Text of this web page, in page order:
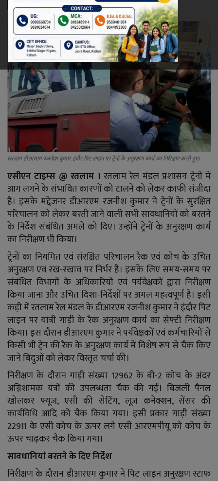
रेलवे
खेल
ज्योतिष
कला-साहित्य
निर्वाचन
धर्म-संस्कृति
करियर
वीडियो
YouTube
Language
English Hiindi
रतलाम डीआरएम रजनीश कुमार इंदौर पिट लाइन पर ट्रेनों के अनुरक्षण कार्य का निरीक्षण करते हुए।
एसीएन टाइम्स @ रतलाम । रतलाम रेल मंडल प्रशासन ट्रेनों में
आग लगने के संभावित कारणों को टालने को लेकर काफी संजीदा
है। इसके मद्देजनर डीआरएम रजनीश कुमार ने ट्रेनों के सुरक्षित
परिचालन को लेकर बरती जाने वाली सभी सावधानियों को बरतने
के निर्देश संबंधित अमले को दिए। उन्होंने ट्रेनों के अनुरक्षण कार्य
का निरीक्षण भी किया।
ट्रेनों का नियमित एवं संरक्षित परिचालन रैक एवं कोच के उचित
अनुरक्षण एवं रख-रखाव पर निर्भर है। इसके लिए समय-समय पर
संबंधित विभागों के अधिकारियों एवं पर्यवेक्षकों द्वारा निरीक्षण
किया जाना और उचित दिशा-निर्देशों पर अमल महत्वपूर्ण है। इसी
कड़ी में रतलाम रेल मंडल के डीआरएम रजनीश कुमार ने इंदौर पिट
लाइन पर यात्री गाड़ी के रैक अनुरक्षण कार्य का सेफ्टी निरीक्षण
किया। इस दौरान डीआरएम कुमार ने पर्यवेक्षकों एवं कर्मचारियों से
किसी भी ट्रेन की रैक के अनुरक्षण कार्य में विशेष रूप से चैक किए
जाने बिंदुओं को लेकर विस्तृत चर्चा की।
निरीक्षण के दौरान गाड़ी संख्‍या 12962 के बी-2 कोच के अंदर
अग्निशामक यंत्रों की उपलब्धता चैक की गई। बिजली पैनल
खोलकर फ्यूज, एसी की सेटिंग, लूज़ कनेक्शन, सेंसर की
कार्यविधि आदि को चैक किया गया। इसी प्रकार गाड़ी संख्‍या
22911 के एसी कोच के ऊपर लगे एसी आरएमपीयू को कोच के
ऊपर चाढ़कर चैक किया गया।
सावधानियां बरतने के दिए निर्देश
निरीक्षण के दौरान डीआरएम कुमार ने पिट लाइन अनुरक्षण स्टाफ